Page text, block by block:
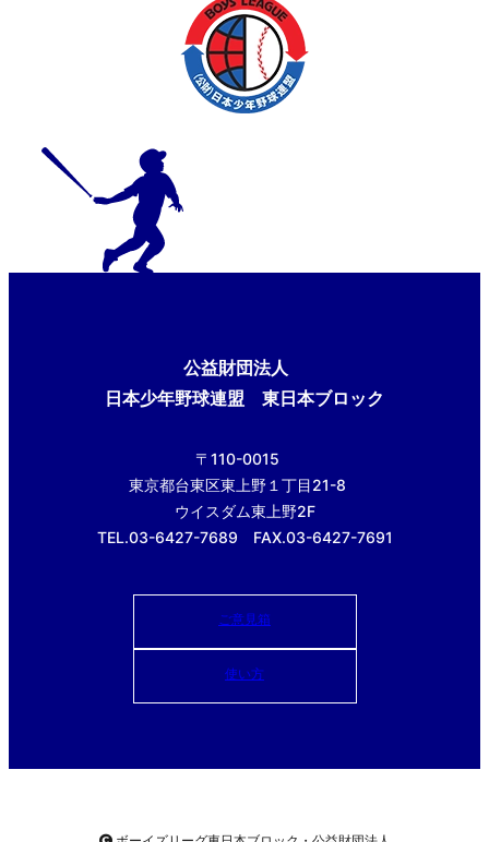
公益財団法人
日本少年野球連盟 東日本ブロック
〒110-0015
東京都台東区東上野１丁目21-8
ウイスダム東上野2F
TEL.03-6427-7689 FAX.03-6427-7691
ご意見箱
使い方